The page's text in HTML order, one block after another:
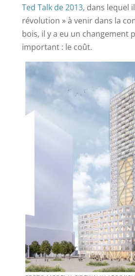
Ted Talk de 2013, dans lequel
révolution » à venir dans la
bois, il y a eu un changement
important : le coût.